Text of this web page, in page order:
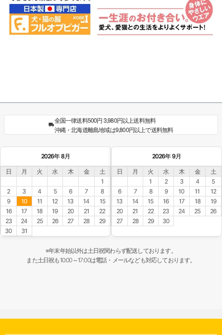
全国一律送料500円 3,980円以上送料無料
沖縄・北海道離島地域は9,800円以上で送料無料
2026年 8月
日 月 火 水 木 金
土
1
2
3 4 5 6 7
8
9
10 11 12 13 14
15
16
17 18 19 20 21
22
23
24 25 26 27 28
29
30
31
2026年 9月
日 月 火 水 木 金
土
1
2 3 4
5
6
7 8 9 10 11
12
13
14 15 16 17 18
19
20
21 22 23 24 25
26
27
28 29 30
※年末年始以外は土日祝関わらず配送しております。
また土日祝も10:00～17:00は電話・メールなども対応しております。